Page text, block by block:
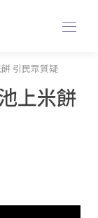
引民眾質疑
上米餅